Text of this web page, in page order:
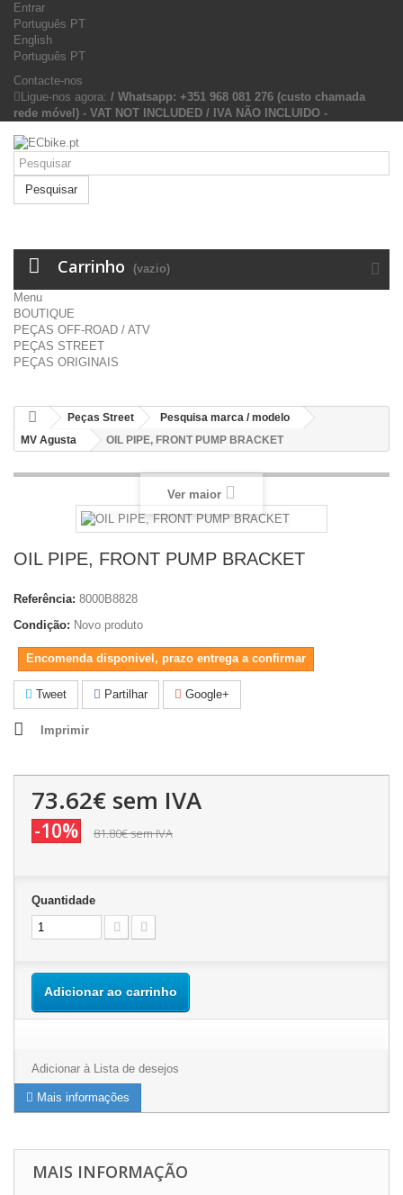
Entrar
Português PT
English
Português PT
Contacte-nos
Ligue-nos agora: / Whatsapp: +351 968 081 276 (custo chamada
rede móvel) - VAT NOT INCLUDED / IVA NÃO INCLUIDO -
Pesquisar
Carrinho (vazio)
Menu
BOUTIQUE
PEÇAS OFF-ROAD / ATV
PEÇAS STREET
PEÇAS ORIGINAIS
Peças Street
Pesquisa marca / modelo
MV Agusta
OIL PIPE, FRONT PUMP BRACKET
Ver maior
OIL PIPE, FRONT PUMP BRACKET
Referência: 8000B8828
Condição: Novo produto
Encomenda disponivel, prazo entrega a confirmar
Tweet Partilhar Google+
Imprimir
73.62€ sem IVA
-10% 81.80€sem IVA
Quantidade
Adicionar ao carrinho
Adicionar à Lista de desejos
Mais informações
MAIS INFORMAÇÃO